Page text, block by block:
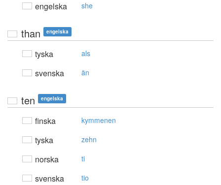
engelska she
than engelska
tyska als
svenska än
ten engelska
finska kymmenen
tyska zehn
norska ti
svenska tio